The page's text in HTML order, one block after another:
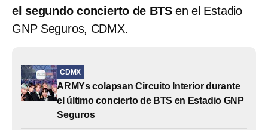
el segundo concierto de BTS en el Estadio
GNP Seguros, CDMX.
CDMX
ARMYs colapsan Circuito Interior durante
el último concierto de BTS en Estadio GNP
Seguros